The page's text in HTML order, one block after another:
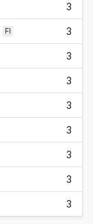
3
FI 3
3
3
3
3
3
3
3